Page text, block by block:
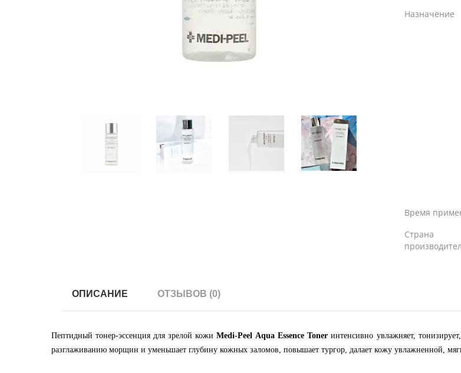
Назначение
Время
Страна
ОПИСАНИЕ ОТЗЫВОВ (0)
Пептидный тонер-эссенция для зрелой кожиMedi-Peel Aqua Essence Toner интенсивно увлажняет,
разглаживанию морщин и уменьшает глубину кожных заломов, повышает тургор, далает кожу увлажненной,